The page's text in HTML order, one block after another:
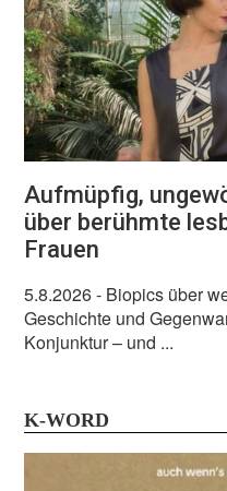
Aufmüpfig,
über berühmte
Frauen
5.8.2026- Biopics über
Geschichte und
Konjunktur – und ...
K-WORD